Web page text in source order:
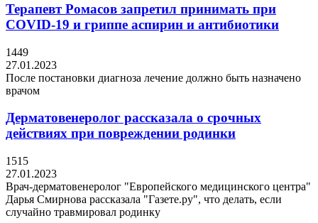
Терапевт Ромасов запретил принимать при
COVID-19 и гриппе аспирин и антибиотики
1449
27.01.2023
После постановки диагноза лечение должно быть назначено
врачом
Дерматовенеролог рассказала о срочных
действиях при повреждении родинки
1515
27.01.2023
Врач-дерматовенеролог "Европейского медицинского центра"
Дарья Смирнова рассказала "Газете.ру", что делать, если
случайно травмировал родинку